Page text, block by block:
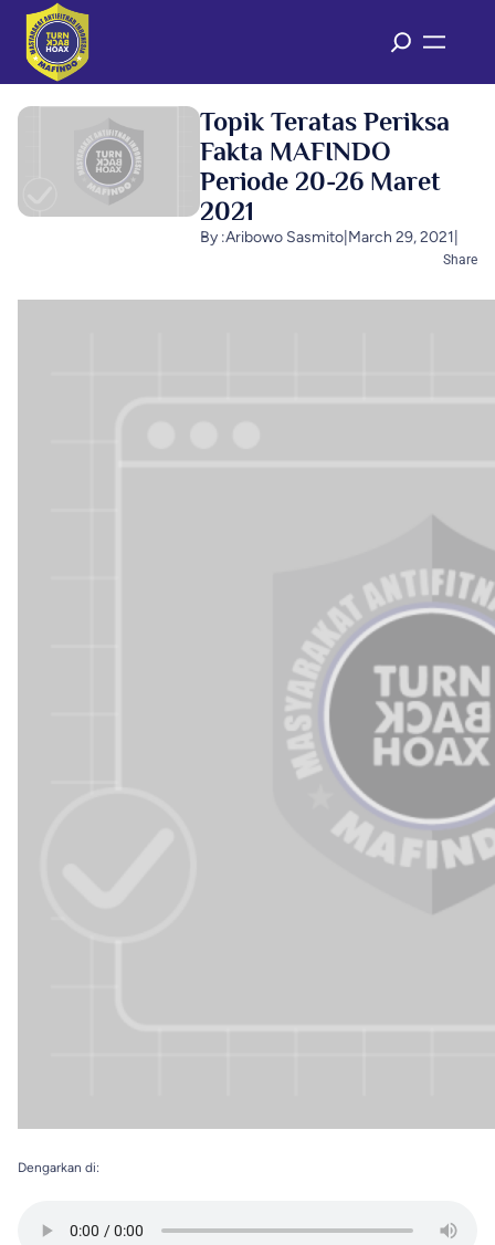
Topik Teratas Periksa
Fakta MAFINDO
Periode 20-26 Maret
2021
By :Aribowo Sasmito| March 29, 2021
Share
Dengarkan di: